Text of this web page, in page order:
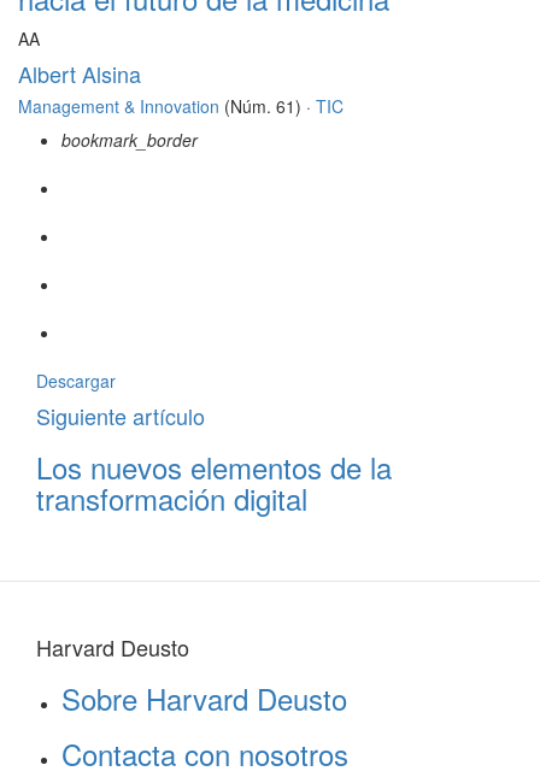
AA
Albert Alsina
Management & Innovation (Núm. 61) · TIC
bookmark_border
Descargar
Siguiente artículo
Los nuevos elementos de la
transformación digital
Harvard Deusto
Sobre Harvard Deusto
Contacta con nosotros